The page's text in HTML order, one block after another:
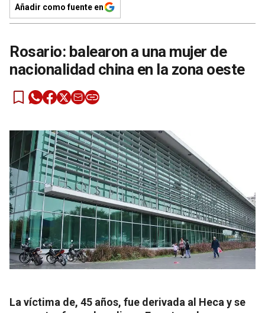
Añadir como fuente en
Rosario: balearon a una mujer de
nacionalidad china en la zona oeste
La víctima de, 45 años, fue derivada al Heca y se